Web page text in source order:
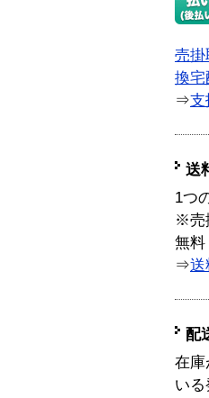
売掛
換宅
⇒支
送
1つ
※売
無料
⇒送
配
在庫
い